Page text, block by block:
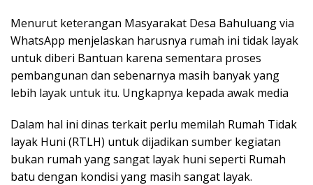
Menurut keterangan Masyarakat Desa Bahuluang via
WhatsApp menjelaskan harusnya rumah ini tidak layak
untuk diberi Bantuan karena sementara proses
pembangunan dan sebenarnya masih banyak yang
lebih layak untuk itu. Ungkapnya kepada awak media
Dalam hal ini dinas terkait perlu memilah Rumah Tidak
layak Huni (RTLH) untuk dijadikan sumber kegiatan
bukan rumah yang sangat layak huni seperti Rumah
batu dengan kondisi yang masih sangat layak.